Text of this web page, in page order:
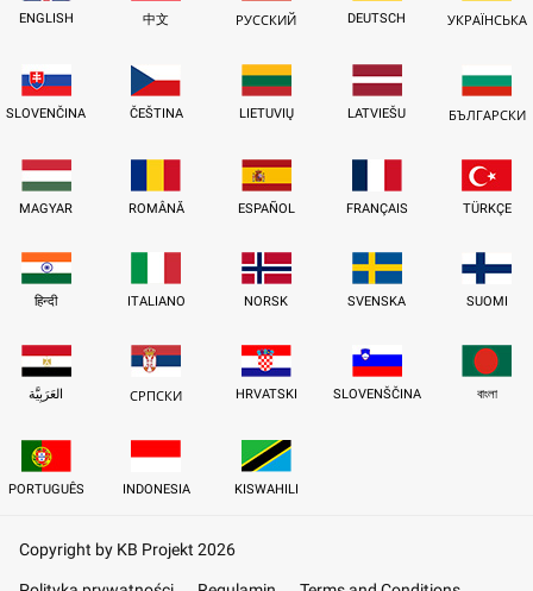
ENGLISH 中文 РУССКИЙ DEUTSCH УКРАЇНСЬКА
SLOVENČINA ČEŠTINA LIETUVIŲ LATVIEŠU БЪЛГАРСКИ
MAGYAR ROMÂNĂ ESPAÑOL FRANÇAIS TÜRKÇE
हिन्दी ITALIANO NORSK SVENSKA SUOMI
العَرَبِيَّة СРПСКИ HRVATSKI SLOVENŠČINA বাংলা
PORTUGUÊS INDONESIA KISWAHILI
Copyright by KB Projekt 2026